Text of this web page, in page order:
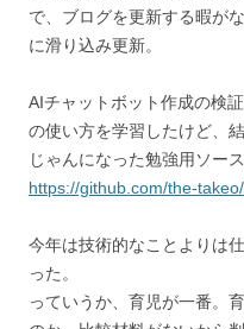
で、ブログを更新する暇が
に滑り込み更新。
AIチャットボット作成の検
の使い方を学習したけど、
じゃんになった勉強用ソー
https://github.com/the-
今年は技術的なことよりは
った。
っていうか、育児が一番。